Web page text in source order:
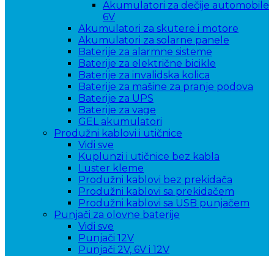
Akumulatori za dečije automobile
6V
Akumulatori za skutere i motore
Akumulatori za solarne panele
Baterije za alarmne sisteme
Baterije za električne bicikle
Baterije za invalidska kolica
Baterije za mašine za pranje podova
Baterije za UPS
Baterije za vage
GEL akumulatori
Produžni kablovi i utičnice
Vidi sve
Kuplunzi i utičnice bez kabla
Luster kleme
Produžni kablovi bez prekidača
Produžni kablovi sa prekidačem
Produžni kablovi sa USB punjačem
Punjači za olovne baterije
Vidi sve
Punjači 12V
Punjači 2V, 6V i 12V